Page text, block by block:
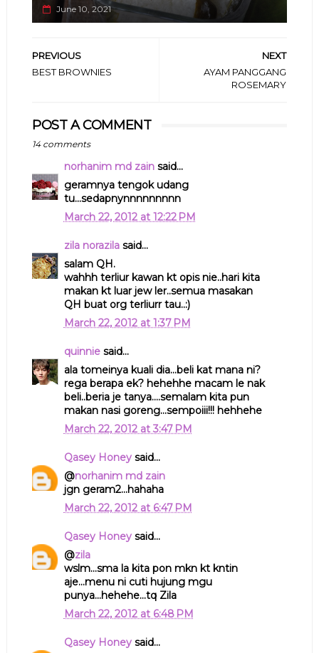
June 10, 2021
NEXT
AYAM PANGGANG
ROSEMARY
PREVIOUS
BEST BROWNIES
POST A COMMENT
14 comments
norhanim md zainsaid...
geramnya tengok udang
tu...sedapnynnnnnnnnn
March 22, 2012 at 12:22 PM
zila norazilasaid...
salam QH.
wahhh terliur kawan kt opis nie..hari kita
makan kt luar jew ler..semua masakan
QH buat org terliurr tau..:)
March 22, 2012 at 1:37 PM
quinniesaid...
ala tomeinya kuali dia...beli kat mana ni?
rega berapa ek? hehehhe macam le nak
beli..beria je tanya....semalam kita pun
makan nasi goreng...sempoiii!!! hehhehe
March 22, 2012 at 3:47 PM
Qasey Honeysaid...
@norhanim md zain
jgn geram2...hahaha
March 22, 2012 at 6:47 PM
Qasey Honeysaid...
@zila
wslm...sma la kita pon mkn kt kntin
aje...menu ni cuti hujung mgu
punya...hehehe...tq Zila
March 22, 2012 at 6:48 PM
Qasey Honeysaid...